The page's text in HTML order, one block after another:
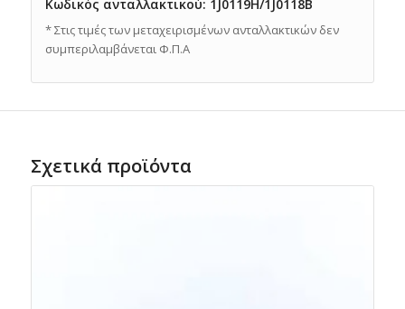
Κωδικός ανταλλακτικού: 1J0119H/1J0118B
* Στις τιμές των μεταχειρισμένων ανταλλακτικών δεν
συμπεριλαμβάνεται Φ.Π.Α
Σχετικά προϊόντα